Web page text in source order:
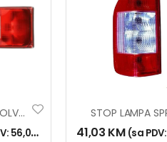
STOP LAMPA VOLVO 2006
56,00 41,03 KM (sa